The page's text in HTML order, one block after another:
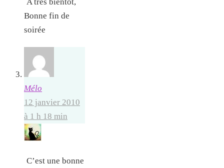
Bonne fin de
soirée
Mélo
12 janvier 2010
à 1 h 18 min
C’est une bonne